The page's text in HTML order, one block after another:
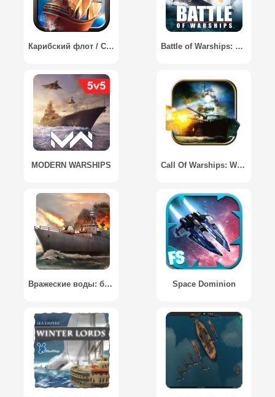
Карибский флот / Caribbean Fleet Battle of Warships: Online
MODERN WARSHIPS Call Of Warships: World Duty
Вражеские воды: битва подводной лодки и корабля / Enemy Waters: Submarine and Warship battles Space Dominion